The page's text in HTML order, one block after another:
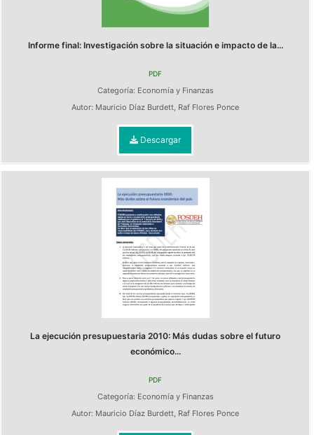
Informe final: Investigación sobre la situación e impacto de la...
PDF
Categoría: Economía y Finanzas
Autor: Mauricio Díaz Burdett, Raf Flores Ponce
Descargar
La ejecución presupuestaria 2010: Más dudas sobre el futuro
económico...
PDF
Categoría: Economía y Finanzas
Autor: Mauricio Díaz Burdett, Raf Flores Ponce